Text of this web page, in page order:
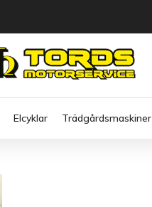
Elcyklar Trädgårdsmaskiner